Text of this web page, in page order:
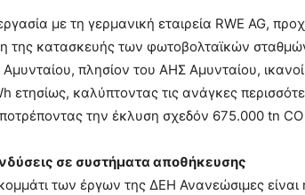
με τη γερμανική εταιρεία RWE AG,
της κατασκευής των φωτοβολταϊκών
Αμυνταίου, πλησίον του ΑΗΣ Αμυνταίου,
ετησίως, καλύπτοντας τις ανάγκες
την έκλυση σχεδόν 675.000 tn
σε συστήματα αποθήκευσης
των έργων της ΔΕΗ Ανανεώσιμες είναι